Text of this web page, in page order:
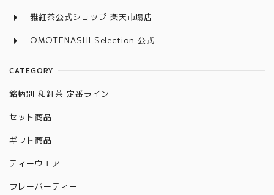
雅紅茶公式ショップ 楽天市場店
OMOTENASHI Selection 公式
CATEGORY
銘柄別 和紅茶 定番ライン
セット商品
ギフト商品
ティーウエア
フレーバーティー